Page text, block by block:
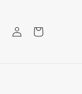
Inloggen
Winkelwagen